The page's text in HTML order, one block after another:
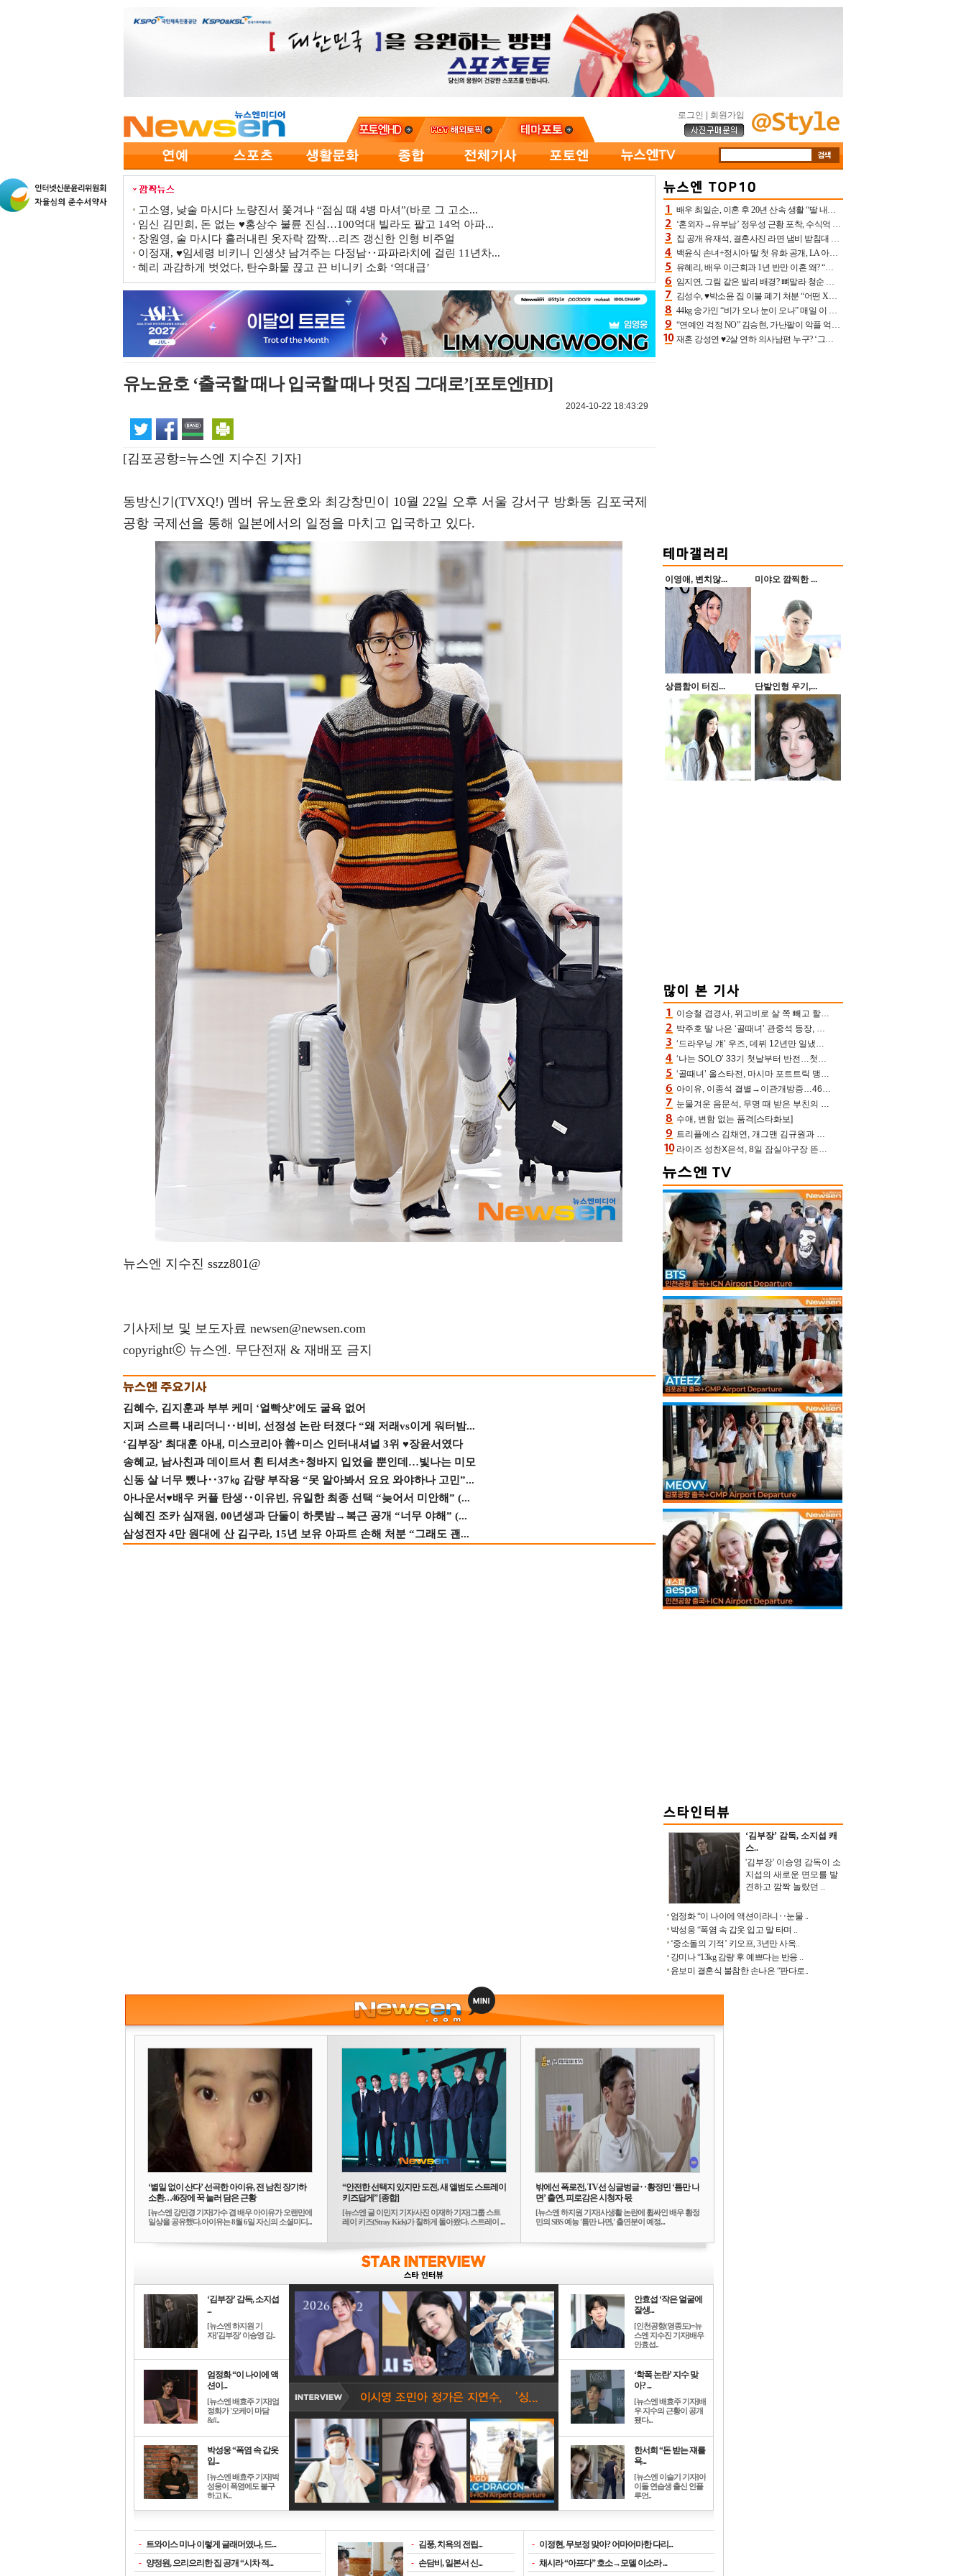
로그인 회원가입
고소영, 낮술 마시다 노량진서 쫓겨나 “점심 때 4병 마셔”(바로 그 고소...
임신 김민희, 돈 없는 ♥홍상수 불륜 진심…100억대 빌라도 팔고 14억 아파...
장원영, 술 마시다 흘러내린 옷자락 깜짝…리즈 갱신한 인형 비주얼
이정재, ♥임세령 비키니 인생샷 남겨주는 다정남‥파파라치에 걸린 11년차...
혜리 과감하게 벗었다, 탄수화물 끊고 끈 비니키 소화 ‘역대급’
유노윤호 ‘출국할 때나 입국할 때나 멋짐 그대로’[포토엔HD]
2024-10-22 18:43:29
[김포공항=뉴스엔 지수진 기자]
동방신기(TVXQ!) 멤버 유노윤호와 최강창민이 10월 22일 오후 서울 강서구 방화동 김포국제
공항 국제선을 통해 일본에서의 일정을 마치고 입국하고 있다.
뉴스엔 지수진 sszz801@
기사제보 및 보도자료 newsen@newsen.com
copyrightⓒ 뉴스엔. 무단전재 & 재배포 금지
김혜수, 김지훈과 부부 케미 ‘얼빡샷’에도 굴욕 없어
지퍼 스르륵 내리더니‥비비, 선정성 논란 터졌다 “왜 저래vs이게 워터밤...
‘김부장’ 최대훈 아내, 미스코리아 善+미스 인터내셔널 3위 ♥장윤서였다
송혜교, 남사친과 데이트서 흰 티셔츠+청바지 입었을 뿐인데…빛나는 미모
신동 살 너무 뺐나‥37㎏ 감량 부작용 “못 알아봐서 요요 와야하나 고민”...
아나운서♥배우 커플 탄생‥이유빈, 유일한 최종 선택 “늦어서 미안해” (...
심혜진 조카 심재원, 00년생과 단둘이 하룻밤→복근 공개 “너무 야해” (...
삼성전자 4만 원대에 산 김구라, 15년 보유 아파트 손해 처분 “그래도 괜...
배우 최일순, 이혼 후 20년 산속 생활 “딸 내가 버렸다고 원망‥맘 아파”(특종)[어제TV]
‘혼외자→유부남’ 정우성 근황 포착, 수식억 해킹 피해 후배 만났다 “존경하는”
집 공개 유재석, 결혼사진 라면 냄비 받침대 되고 분노‥가족사진도 피해(놀뭐)[어제TV]
백윤식 손녀+정시아 딸 첫 유화 공개, LA 아트쇼→서울국제조각페스타 작가다운 수준급 실력
유혜리, 배우 이근희과 1년 반만 이혼 왜? “식칼 꽂고 의자 던져” 충격 폭로(특종)[어제TV]
임지연, 그림 같은 발리 배경? 뼈말라 청순 비키니 핏에 상대 안 되네
김성수, ♥박소윤 집 이불 폐기 처분 “어떤 X이랑 썼을지 몰라” 질투(신랑수업2)[어제TV]
44kg 송가인 “비가 오나 눈이 오나” 매일 이 운동, 허벅지 근육량 상승+체지방 감소
“연예인 걱정 NO” 김승현, 가난팔이 악플 억울할만‥아내+딸과 日 여행
재혼 강성연 ♥2살 연하 의사남편 누구? ‘그알’ 자문의에 훈남 비주얼 초엘리트 스펙 [종합]
이영애, 변치않... 미야오 깜찍한 ...
상큼함이 터진... 단발인형 우기,...
이승철 겹경사, 위고비로 살 쪽 빼고 할아버지 된다‥마음으로 낳은 딸 임신 자랑(유퀴즈)
박주호 딸 나은 ‘골때녀’ 관중석 등장, 김민재 복제인간 보고 혼란 [결정적장면]
‘드라우닝 걔’ 우즈, 데뷔 12년만 일냈다…체조경기장 입성 확정
‘나는 SOLO’ 33기 첫날부터 반전…첫인상 0표 영호, 호감남 급부상
‘골때녀’ 올스타전, 마시마 포트트릭 맹추격전 5:4 골 잔치 ‘짜릿’ [어제TV]
아이유, 이종석 결별→이관개방증…46장 꽉 채운 유애나 ♥ “열심히 사는 중”
눈물겨운 음문석, 무명 때 받은 부친의 전재산→폐암 父 세상 떠나기 전 여행(유퀴즈)[어제TV]
수애, 변함 없는 품격[스타화보]
트리플에스 김채연, 개그맨 김규원과 함께 프리뷰쇼 진행 [포토엔HD]
라이즈 성찬X은석, 8일 잠실야구장 뜬다…시구 시타+특별공연까지
‘김부장’ 감독, 소지섭 캐
스..
'김부장' 이승영 감독이 소
지섭의 새로운 면모를 발
견하고 깜짝 놀랐던 ..
엄정화 “이 나이에 액션이라니‥눈물 ..
박성웅 “폭염 속 갑옷 입고 말 타며 ..
‘중소돌의 기적’ 키오프, 3년만 사옥..
강미나 “13kg 감량 후 예쁘다는 반응 ..
윤보미 결혼식 불참한 손나은 “판다로..
‘별일 없이 산다’ 선곡한 아이유, 전 남친 장기하
소환…46장에 꾹 눌러 담은 근황
[뉴스엔 강민경 기자]가수 겸 배우 아이유가 오랜만에
일상을 공유했다.아이유는 8월 6일 자신의 소셜미디...
“안전한 선택지 있지만 도전, 새 앨범도 스트레이
키즈답게” [종합]
[뉴스엔 글 이민지 기자/사진 이재하 기자]그룹 스트
레이 키즈(Stray Kids)가 칠하게 돌아왔다. 스트레이 ...
밖에선 폭로전, TV선 싱글벙글‥황정민 ‘틈만 나
면’ 출연, 피로감은 시청자 몫
[뉴스엔 하지원 기자]사생활 논란에 휩싸인 배우 황정
민의 SBS 예능 '틈만 나면,' 출연분이 예정...
‘김부장’ 감독, 소지섭
...
[뉴스엔 하지원 기
자]'김부장' 이승영 감..
엄정화 “이 나이에 액
션이...
[뉴스엔 배효주 기자]엄
정화가 '오케이 마담
&#..
박성웅 “폭염 속 갑옷
입...
[뉴스엔 배효주 기자]박
성웅이 폭염에도 불구
하고 K..
안효섭 ‘작은 얼굴에
잘생...
[인천공항(영종도)=뉴
스엔 지수진 기자]배우
안효섭..
‘학폭 논란’ 지수 맞
아? ...
[뉴스엔 배효주 기자]배
우 지수의 근황이 공개
됐다...
한서희 “돈 받는 쟤를
욕...
[뉴스엔 이슬기 기자]아
이돌 연습생 출신 인플
루언..
- 트와이스 미나 이렇게 글래머였나, 드...
- 양정원, 으리으리한 집 공개 “시차 적...
- 김풍, 치욕의 전립...
- 손담비, 일본서 신...
- 이정현, 무보정 맞아? 어마어마한 다리...
- 채시라 “아프다” 호소→모델 이소라 ...